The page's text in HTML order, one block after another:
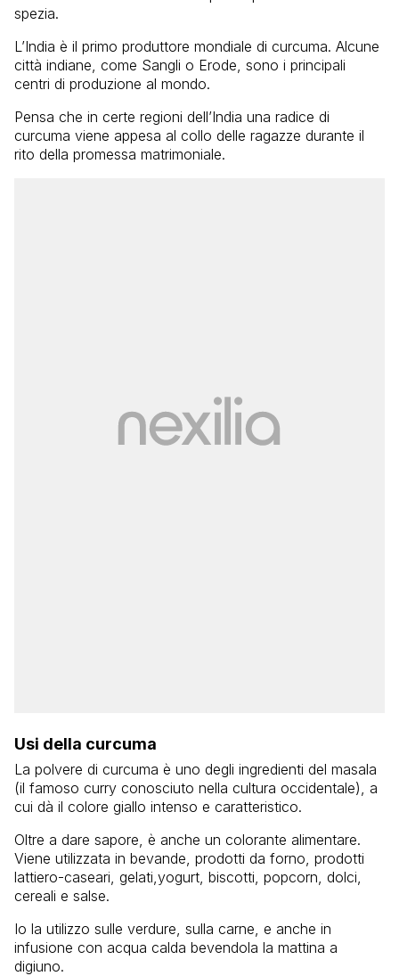
spezia.
L’India è il primo produttore mondiale di curcuma. Alcune
città indiane, come Sangli o Erode, sono i principali
centri di produzione al mondo.
Pensa che in certe regioni dell’India una radice di
curcuma viene appesa al collo delle ragazze durante il
rito della promessa matrimoniale.
Usi della curcuma
La polvere di curcuma è uno degli ingredienti del masala
(il famoso curry conosciuto nella cultura occidentale), a
cui dà il colore giallo intenso e caratteristico.
Oltre a dare sapore, è anche un colorante alimentare.
Viene utilizzata in bevande, prodotti da forno, prodotti
lattiero-caseari, gelati,yogurt, biscotti, popcorn, dolci,
cereali e salse.
Io la utilizzo sulle verdure, sulla carne, e anche in
infusione con acqua calda bevendola la mattina a
digiuno.